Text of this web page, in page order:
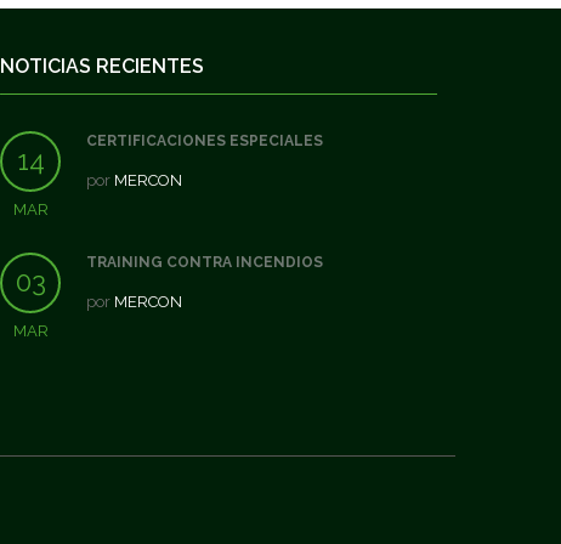
NOTICIAS RECIENTES
14
MAR
CERTIFICACIONES ESPECIALES
por MERCON
03
MAR
TRAINING CONTRA INCENDIOS
por MERCON